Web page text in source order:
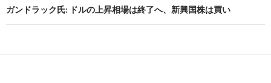
ビ
ゲ
ー
ガンドラック氏: ドルの上昇相場は終了へ、新興国株は買い